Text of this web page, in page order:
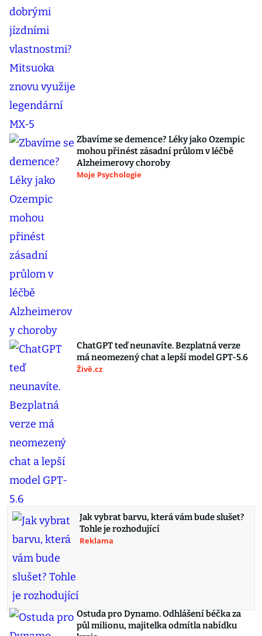
Zbavíme se demence? Léky jako Ozempic
mohou přinést zásadní průlom v léčbě
Alzheimerovy choroby
Moje Psychologie
ChatGPT teď neunavíte. Bezplatná verze
má neomezený chat a lepší model GPT-5.6
Živě.cz
Jak vybrat barvu, která vám bude slušet?
Tohle je rozhodující
Reklama
Ostuda pro Dynamo. Odhlášení béčka za
půl milionu, majitelka odmítla nabídku